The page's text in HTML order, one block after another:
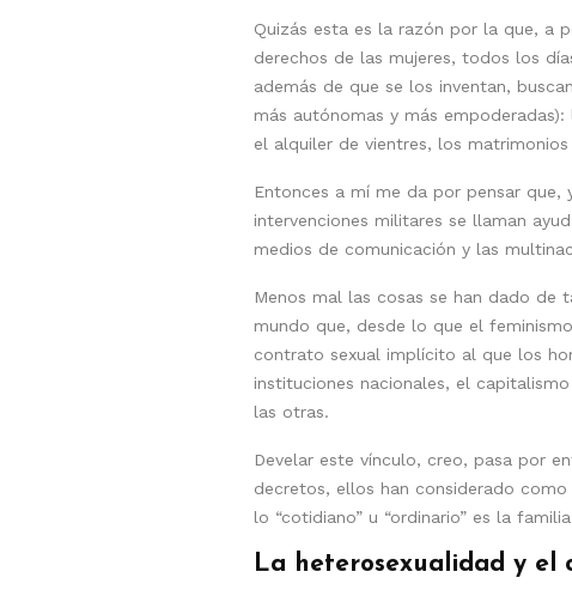
Quizás esta es la razón por la que, a
derechos de las mujeres, todos los
además de que se los inventan,
más autónomas y más
el alquiler de vientres, los
Entonces a mí me da por pensar que,
intervenciones militares se llaman
medios de comunicación y las
Menos mal las cosas se han dado de
mundo que, desde lo que el
contrato sexual implícito al que los
instituciones nacionales, el
las otras.
Develar este vínculo, creo, pasa por
decretos, ellos han considerado
lo “cotidiano” u “ordinario” es la
La heterosexualidad y el